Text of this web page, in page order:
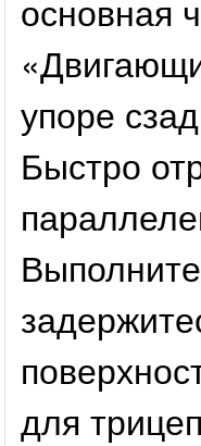
основная
упоре
Быстро
для